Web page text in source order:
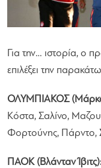
Για την… ιστορία, ο
επιλέξει την
ΟΛΥΜΠΙΑΚΟΣ
Κόστα, Σαλίνο,
Φορτούνης, Πάρντο,
ΠΑΟΚ (Βλάνταν